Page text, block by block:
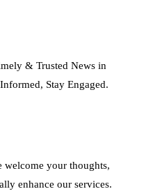
& Trusted News in
Stay Engaged.
welcome your thoughts,
enhance our services.